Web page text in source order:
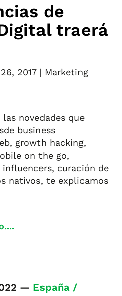
de
traerá
2017| Marketing
las novedades que
business
growth hacking,
on the go,
curación de
nativos, te explicamos
— España /